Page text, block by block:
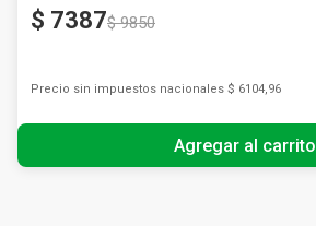
$ 7387$ 9850
Precio sin impuestos nacionales $ 6104,96
Agregar al carrito